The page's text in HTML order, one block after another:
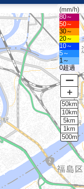
(mm/h)
80～
50～
30～
20～
10～
5～
1～
0超過
ー
＋
50km
10km
5km
1km
500m